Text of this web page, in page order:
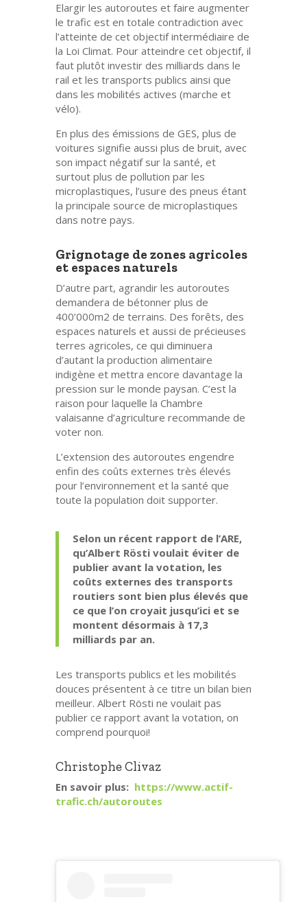
Elargir les autoroutes et faire augmenter
le trafic est en totale contradiction avec
l’atteinte de cet objectif intermédiaire de
la Loi Climat. Pour atteindre cet objectif, il
faut plutôt investir des milliards dans le
rail et les transports publics ainsi que
dans les mobilités actives (marche et
vélo).
En plus des émissions de GES, plus de
voitures signifie aussi plus de bruit, avec
son impact négatif sur la santé, et
surtout plus de pollution par les
microplastiques, l’usure des pneus étant
la principale source de microplastiques
dans notre pays.
Grignotage de zones agricoles
et espaces naturels
D’autre part, agrandir les autoroutes
demandera de bétonner plus de
400’000m2 de terrains. Des forêts, des
espaces naturels et aussi de précieuses
terres agricoles, ce qui diminuera
d’autant la production alimentaire
indigène et mettra encore davantage la
pression sur le monde paysan. C’est la
raison pour laquelle la Chambre
valaisanne d’agriculture recommande de
voter non.
L’extension des autoroutes engendre
enfin des coûts externes très élevés
pour l’environnement et la santé que
toute la population doit supporter.
Selon un récent rapport de l’ARE,
qu’Albert Rösti voulait éviter de
publier avant la votation, les
coûts externes des transports
routiers sont bien plus élevés que
ce que l’on croyait jusqu’ici et se
montent désormais à 17,3
milliards par an.
Les transports publics et les mobilités
douces présentent à ce titre un bilan bien
meilleur. Albert Rösti ne voulait pas
publier ce rapport avant la votation, on
comprend pourquoi!
Christophe Clivaz
En savoir plus: https://www.actif-
trafic.ch/autoroutes